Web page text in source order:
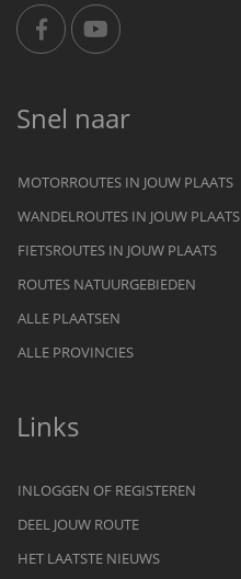
Snel naar
MOTORROUTES IN JOUW PLAATS
WANDELROUTES IN JOUW PLAATS
FIETSROUTES IN JOUW PLAATS
ROUTES NATUURGEBIEDEN
ALLE PLAATSEN
ALLE PROVINCIES
Links
INLOGGEN OF REGISTEREN
DEEL JOUW ROUTE
HET LAATSTE NIEUWS